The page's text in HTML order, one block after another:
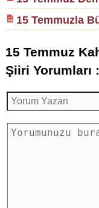
15 Temmuzla
15 Temmuz
Şiiri Yorumları :